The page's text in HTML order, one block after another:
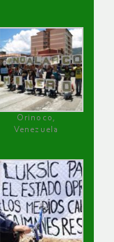
Orinoco,
Venezuela